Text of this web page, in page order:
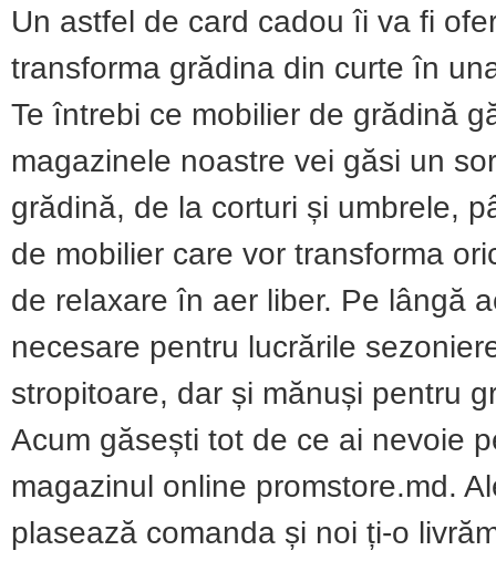
Un astfel de card cadou îi va fi
transforma grădina din curte în
Te întrebi ce mobilier de grădină
magazinele noastre vei găsi un
grădină, de la corturi și umbrele,
de mobilier care vor transforma
de relaxare în aer liber. Pe lângă
necesare pentru lucrările
stropitoare, dar și mănuși pentru
Acum găsești tot de ce ai nevoie
magazinul online promstore.md.
plasează comanda și noi ți-o